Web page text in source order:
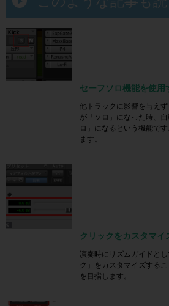
セーフソロ機能を使用
他トラックに影響を与え
が「ソロ」になった時、
ロ」になるという機能で
ます。
クリックをカスタマイ
演奏時にリズムガイドと
ク」をカスタマイズする
を目指します。